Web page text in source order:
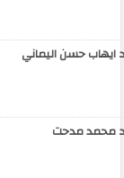
ايهاب حسن اليماني
محمد مدحت